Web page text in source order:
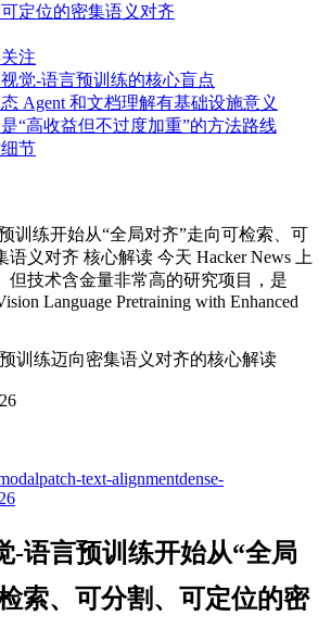
定位的密集语义对齐
注
觉-语言预训练的核心盲点
Agent 和文档理解有基础设施意义
“高收益但不过度加重”的方法路线
节
训练开始从“全局对齐”走向可检索、可
义对齐 核心解读 今天 Hacker News 上
但技术含金量非常高的研究项目，是
Language Pretraining with Enhanced
训练迈向密集语义对齐的核心解读
patch-text-alignmentdense-
-语言预训练开始从“全局
索、可分割、可定位的密